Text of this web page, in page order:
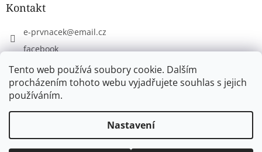
Tento web používá soubory cookie. Dalším
procházením tohoto webu vyjadřujete souhlas s jejich
používáním.
Nastavení
Kontakt
e-prvnacek@email.cz
facebook
eprvnacek